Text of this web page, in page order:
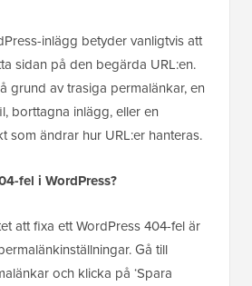
inlägg betyder vanligtvis att
sidan på den begärda URL:en.
grund av trasiga permalänkar, en
borttagna inlägg, eller en
som ändrar hur URL:er hanteras.
fel i WordPress?
att fixa ett WordPress 404-fel är
Gå till
och klicka på ‘Spara